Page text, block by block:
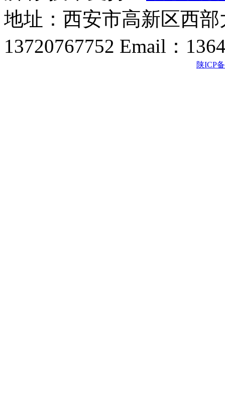
地址：西安市高新区西
13720767752 Email：
陕ICP